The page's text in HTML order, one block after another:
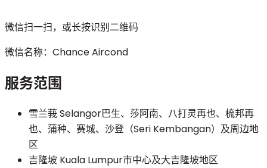
微信扫一扫，或长按识别二维码
微信名称： Chance Aircond
服务范围
雪兰莪 Selangor巴生、莎阿南、八打灵再也、梳邦再
也、蒲种、赛城、沙登（Seri Kembangan）及周边地
区
吉隆坡 Kuala Lumpur市中心及大吉隆坡地区